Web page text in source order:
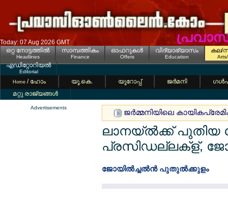
Today: 07 Aug 2026 GMT
ഒറ്റ നോട്ടത്തില്‍
Headlines
സാമ്പത്തികം
Finance
ഓഫറുകള്‍
Offers
വിദ്യാഭ്യാസം
Education
കല/
എഡിറ്റോറിയല്‍
Editorial
Home / ഹോം യൂ.കെ. യൂറോപ്പ് ജര്‍മനി
മറ്റു രാജ്യങ്ങള്‍
Advertisements
ജര്‍മ്മനിയിലെ
ലാനയ്ല്‍ക്ക് പുതിയ
പ്രസിഡല്ലക്ള്,
ജോയില്‍ച്ചല്‍ന്‍ പുതുല്‍ക്കുളം